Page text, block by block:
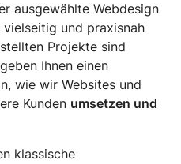
ausgewählte Webdesign
und praxisnah
Projekte sind
Ihnen einen
wie wir Websites und
Kunden umsetzen und
klassische